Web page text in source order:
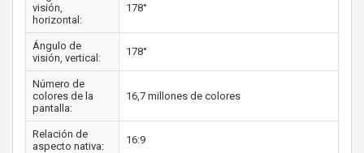
visión,
horizontal:
178°
Ángulo de
visión, vertical:
178°
Número de
colores de la
pantalla:
16,7 millones de colores
Relación de
aspecto nativa:
16:9